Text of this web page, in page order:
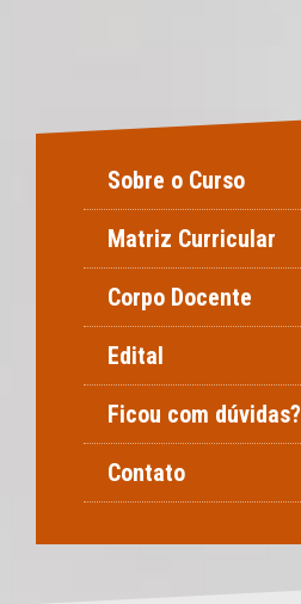
Sobre o Curso
Matriz Curricular
Corpo Docente
Edital
Ficou com dúvidas?
Contato